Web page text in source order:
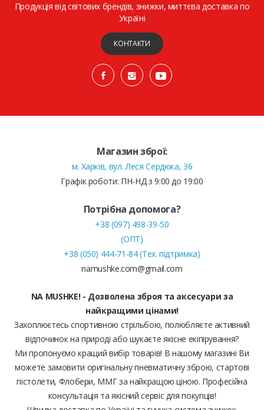
Продукція від світових брендів, знижки, миттєва доставка по
Україні
КОНТАКТИ
Магазин зброї:
м. Харків, вул. Леся Сердюка, 36
Графік роботи: ПН-НД з 9:00 до 19:00
Потрібна допомога?
+38 (097) 498-39-50
(ОПТ)
+38 (050) 444-71-84 (Тех. підтримка)
namushke.com@gmail.com
NA MUSHKE! - Дозволена зброя та аксесуари за
найкращими цінами!
Захоплюєтесь спортивною стрільбою, полюбляєте активний
відпочинок на природі або шукаєте якісне екіпірування?
Ми пропонуємо кращий вибір товарів! В нашому магазині Ви
можете замовити оригінальну пневматичну зброю, стартові
пістолети, Флобери, ММГ за найкращою ціною. Професійна
консультація та якісний сервіс для покупців!